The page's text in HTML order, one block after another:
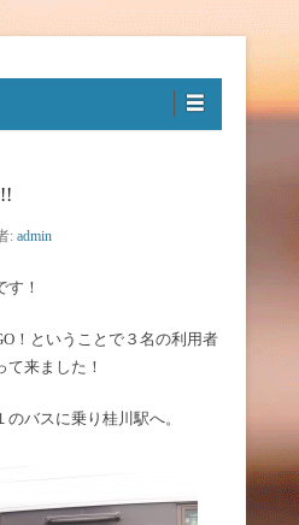
動法人ハートフルボ
イス
: admin
す！
！ということで３名の利用者
て来ました！
バスに乗り桂川駅へ。